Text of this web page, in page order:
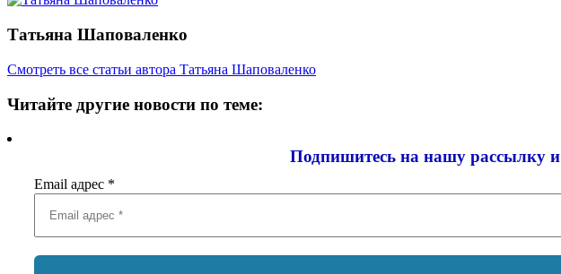
Татьяна Шаповаленко
Смотреть все статьи автора Татьяна Шаповаленко
Читайте другие новости по теме:
Подпишитесь на нашу рассылку и
Email адрес *